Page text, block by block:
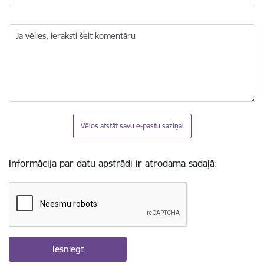
Ja vēlies, ieraksti šeit komentāru
Vēlos atstāt savu e-pastu saziņai
Informācija par datu apstrādi ir atrodama sadaļā: